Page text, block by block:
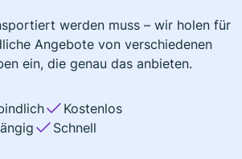
werden muss – wir holen für
Angebote von verschiedenen
ein, die genau das anbieten.
Kostenlos
Schnell